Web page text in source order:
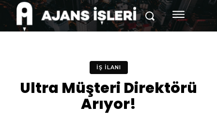
İŞ İLANI
Ultra Müşteri Direktörü
Arıyor!